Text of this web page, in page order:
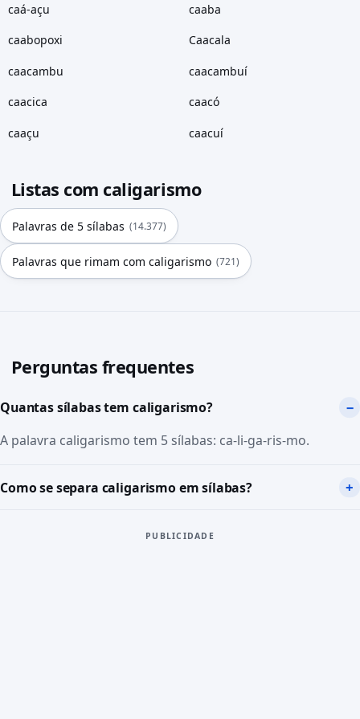
caá-açu caaba
caabopoxi Caacala
caacambu caacambuí
caacica caacó
caaçu caacuí
Listas com caligarismo
Palavras de 5 sílabas (14.377)
Palavras que rimam com caligarismo (721)
Perguntas frequentes
Quantas sílabas tem caligarismo?
A palavra caligarismo tem 5 sílabas: ca-li-ga-ris-mo.
Como se separa caligarismo em sílabas?
PUBLICIDADE